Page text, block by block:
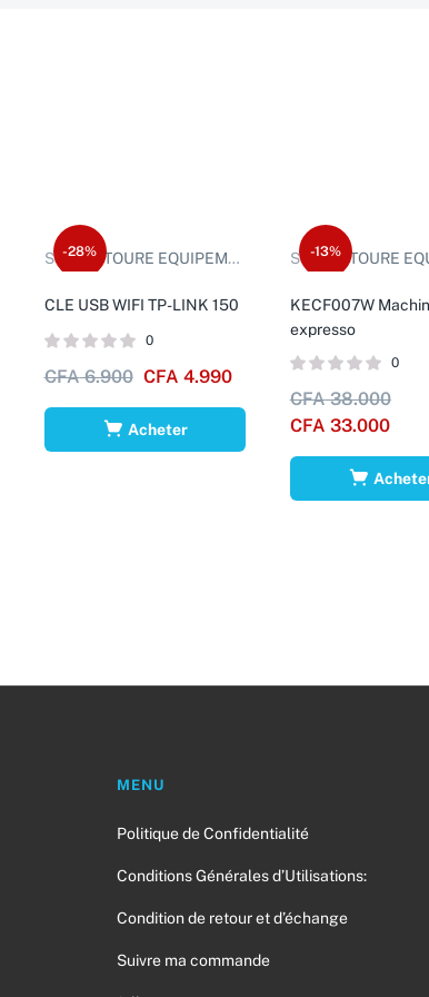
-28%
Sold by: TOURE EQUIPEMENTS D.
CLE USB WIFI TP-LINK 150
0
CFA6.900 CFA 4.990
Acheter
-13%
Sold by: TOURE
KECF007W
expresso
0
CFA38.000
CFA 33.000
MENU
Politique de Confidentialité
Conditions Générales d’Utilisations:
Condition de retour et d’échange
Suivre ma commande